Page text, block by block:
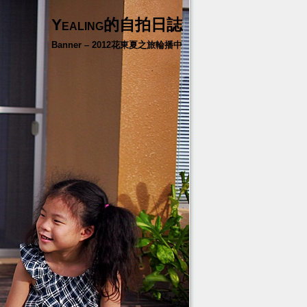
Yealing的自拍日誌
Banner – 2012花東夏之旅輪播中